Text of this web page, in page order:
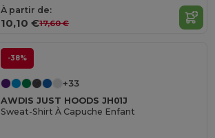
À partir de:
10,10 €17,60 €
-38%
+33
AWDIS JUST HOODS JH01J
Sweat-Shirt À Capuche Enfant